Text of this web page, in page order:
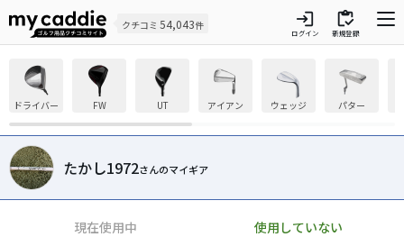
クチコミ 54,043件 login
ログイン
inventory
新規登録
ドライバー FW UT アイアン ウェッジ パター
たかし1972さんのマイギア
現在使用中 使用していない